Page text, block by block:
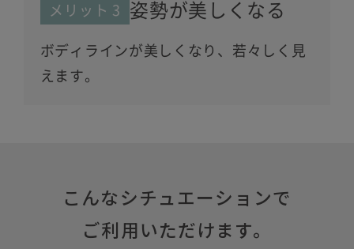
メリット 3 姿勢が美しくなる
ボディラインが美しくなり、若々しく見
えます。
こんなシチュエーションで
ご利用いただけます。